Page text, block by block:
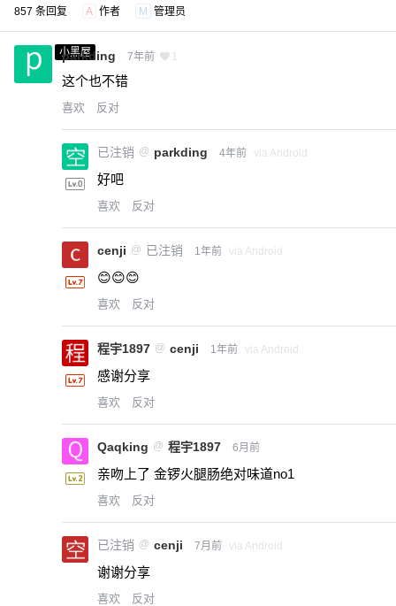
857 条回复 A 作者 M 管理员
小黑屋
parkding 7年前 1
这个也不错
喜欢 反对
已注销 @ parkding 4年前 via Android
好吧
喜欢 反对
cenji @ 已注销 1年前 via Android
😊😊😊
喜欢 反对
程宇1897 @ cenji 1年前 via Android
感谢分享
喜欢 反对
Qaqking @ 程宇1897 6月前
亲吻上了 金锣火腿肠绝对味道no1
喜欢 反对
已注销 @ cenji 7月前 via Android
谢谢分享
喜欢 反对